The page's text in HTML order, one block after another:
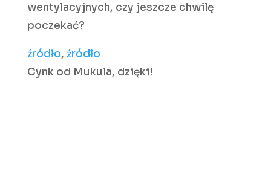
wentylacyjnych, czy jeszcze chwilę
poczekać?
źródło, źródło
Cynk od Mukula, dzięki!